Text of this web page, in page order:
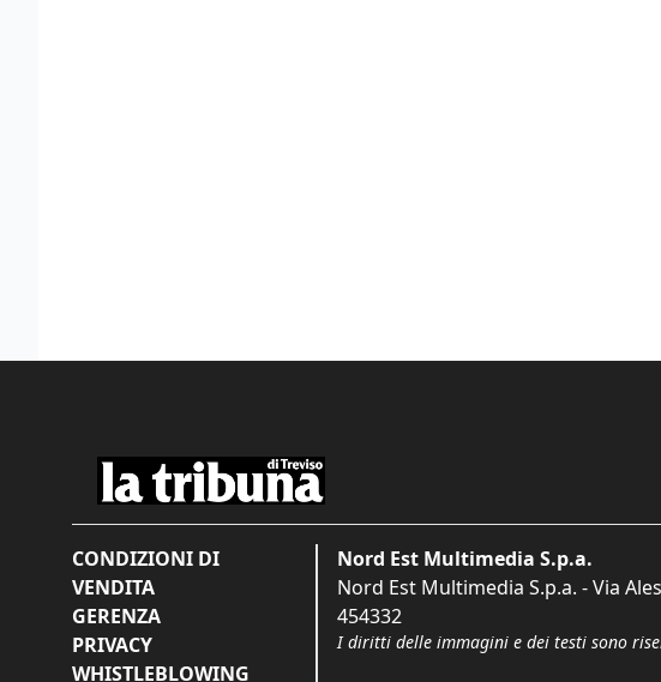
CONDIZIONI DI
VENDITA
GERENZA
PRIVACY
WHISTLEBLOWING
Nord Est Multimedia S.p.a.
Nord Est Multimedia S.p.a. - Via
454332
I diritti delle immagini e dei testi sono